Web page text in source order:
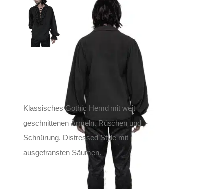
Orthodox Goth
Inkl. MwSt.
zzgl.
Lieferzeit: ca. 1-2 Tage DE, ca. 3-4 Tage EU
Klassisches Gothic Hemd mit weit
geschnittenen Ärmeln, Rüschen und
Schnürung. Distressed Style mit
ausgefransten Säumen.